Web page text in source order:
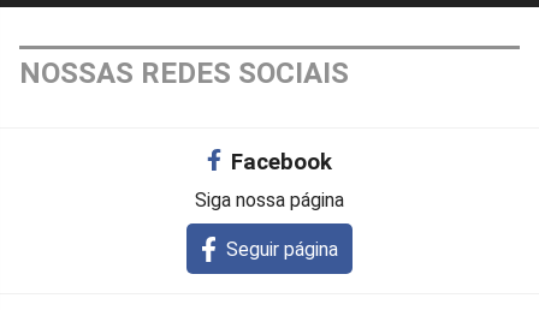
NOSSAS REDES SOCIAIS
Facebook
Siga nossa página
Seguir página